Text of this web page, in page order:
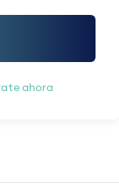
ahora